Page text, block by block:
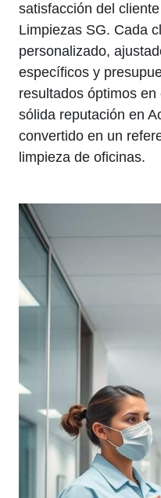
satisfacción del
Limpiezas SG. Cada
personalizado,
específicos y
resultados óptimos
sólida reputación en
convertido en un
limpieza de oficinas.